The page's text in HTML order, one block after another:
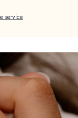
service